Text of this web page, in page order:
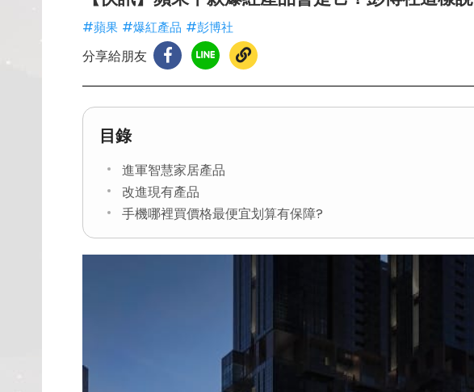
#蘋果 #爆紅產品 #彭博社
分享給朋友
目錄
進軍智慧家居產品
改進現有產品
手機哪裡買價格最便宜划算有保障?